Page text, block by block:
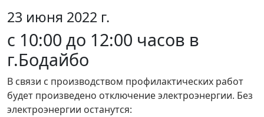
23 июня 2022 г.
с 10:00 до 12:00 часов в
г.Бодайбо
В связи с производством профилактических работ
будет произведено отключение электроэнергии. Без
электроэнергии останутся: